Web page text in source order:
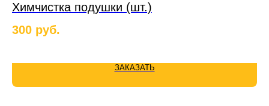
Химчистка подушки (шт.)
300 руб.
ЗАКАЗАТЬ